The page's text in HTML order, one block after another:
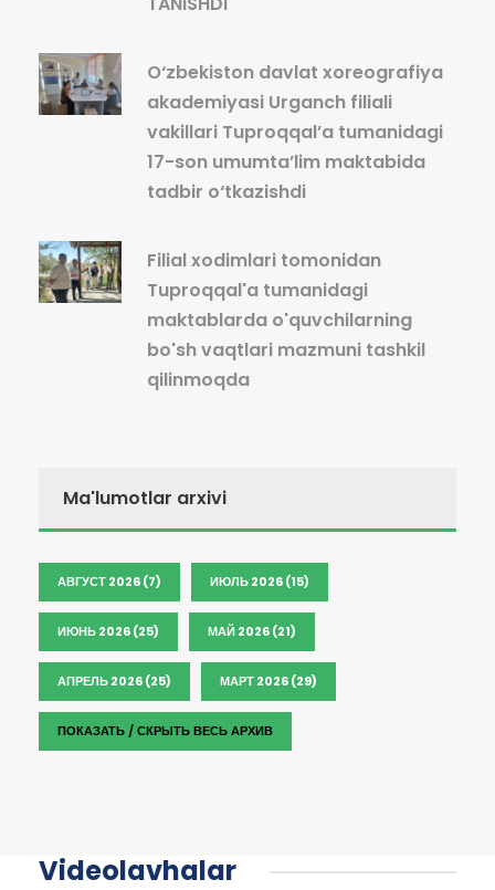
O‘zbekiston davlat xoreografiya
akademiyasi Urganch filiali
vakillari Tuproqqal’a tumanidagi
17-son umumta’lim maktabida
tadbir o‘tkazishdi
Filial xodimlari tomonidan
Tuproqqal'a tumanidagi
maktablarda o'quvchilarning
bo'sh vaqtlari mazmuni tashkil
qilinmoqda
Ma'lumotlar arxivi
АВГУСТ 2026 (7) ИЮЛЬ 2026 (15)
ИЮНЬ 2026 (25) МАЙ 2026 (21)
АПРЕЛЬ 2026 (25) МАРТ 2026 (29)
ПОКАЗАТЬ / СКРЫТЬ ВЕСЬ АРХИВ
Videolavhalar